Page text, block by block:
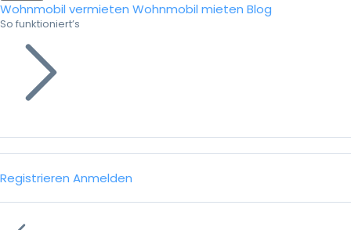
Wohnmobil vermieten Wohnmobil mieten Blog
So funktioniert’s
Registrieren Anmelden